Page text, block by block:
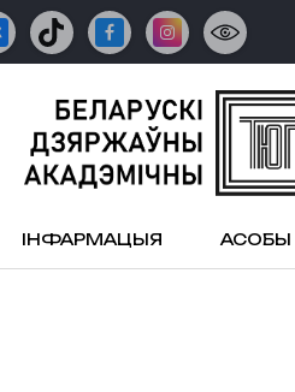
ІНФАРМАЦЫЯ АСОБЫ